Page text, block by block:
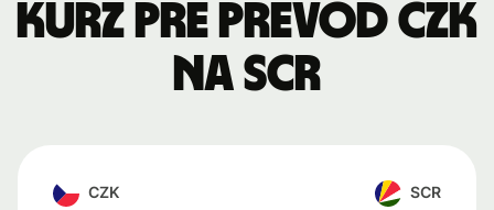
kurz pre prevod CZK
na SCR
CZK SCR